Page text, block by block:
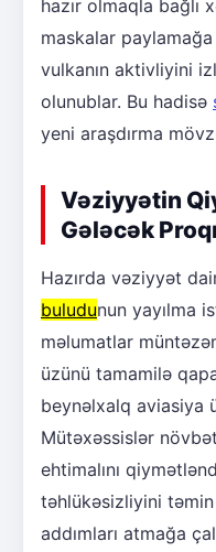
hazır olmaqla bağlı
maskalar
vulkanın aktivliyini
olunublar. Bu hadisə
yeni araşdırma
Vəziyyətin
Gələcək
Hazırda vəziyyət
buludunun yayılma
məlumatlar
üzünü tamamilə
beynəlxalq aviasiya
Mütəxəssislər
ehtimalını
təhlükəsizliyini
addımları atmağa